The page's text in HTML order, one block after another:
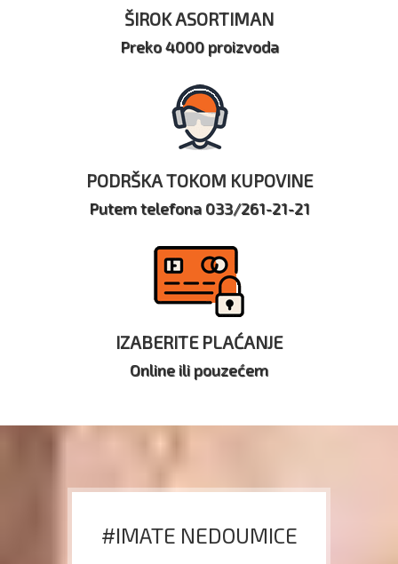
ŠIROK ASORTIMAN
Preko 4000 proizvoda
PODRŠKA TOKOM KUPOVINE
Putem telefona 033/261-21-21
IZABERITE PLAĆANJE
Online ili pouzećem
#IMATE NEDOUMICE